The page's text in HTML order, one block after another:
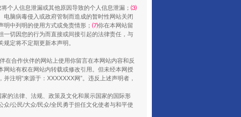
行业协会接连发公告
将个人信息泄漏或其他原因导致的个人信息泄漏； ⑶
电脑病毒侵入或政府管制而造成的暂时性网站关闭
明中列明的使用方式或免责情形； ⑺你在本网站留
切因您的行为而直接或间接引起的法律责任，与
定将不定期更新本声明。
在合作伙伴的网站上使用你留言在本网站内容和反
站有权在网站内转载或修改引用。但未经本网授
注明“来源于：XXXXXXX网”。违反上述声明者，
的法律、法规、政策及文化和展示国家的国际形
/公民/大众/民众/全民勇于担任文化使者与和平使